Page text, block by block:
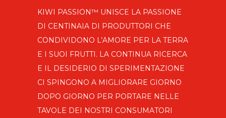
KIWI PASSION™ UNISCE LA PASSIONE
DI CENTINAIA DI PRODUTTORI CHE
CONDIVIDONO L’AMORE PER LA TERRA
E I SUOI FRUTTI. LA CONTINUA RICERCA
E IL DESIDERIO DI SPERIMENTAZIONE
CI SPINGONO A MIGLIORARE GIORNO
DOPO GIORNO PER PORTARE NELLE
TAVOLE DEI NOSTRI CONSUMATORI